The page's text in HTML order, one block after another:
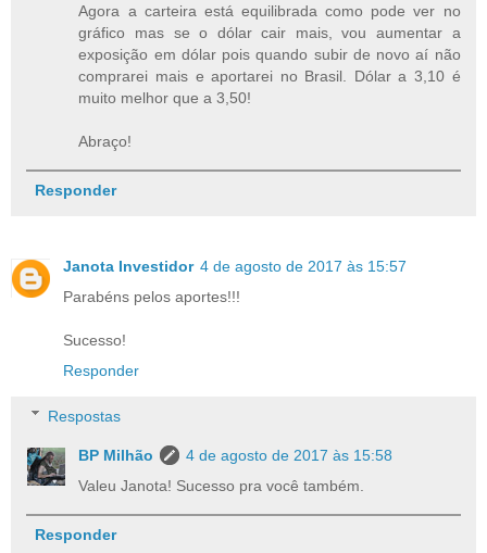
Agora a carteira está equilibrada como pode ver no
gráfico mas se o dólar cair mais, vou aumentar a
exposição em dólar pois quando subir de novo aí não
comprarei mais e aportarei no Brasil. Dólar a 3,10 é
muito melhor que a 3,50!
Abraço!
Responder
Janota Investidor 4 de agosto de 2017 às 15:57
Parabéns pelos aportes!!!
Sucesso!
Responder
Respostas
BP Milhão
4 de agosto de 2017 às 15:58
Valeu Janota! Sucesso pra você também.
Responder